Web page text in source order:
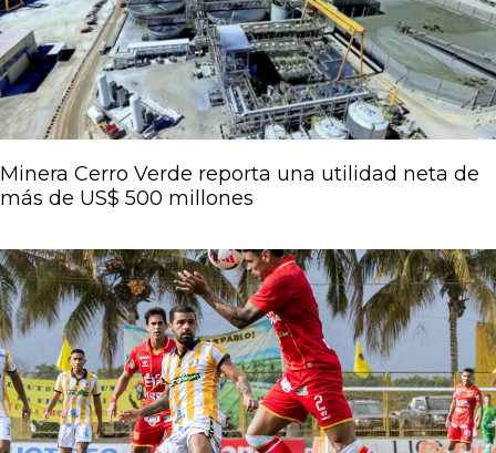
Minera Cerro Verde reporta una utilidad neta de
más de US$ 500 millones